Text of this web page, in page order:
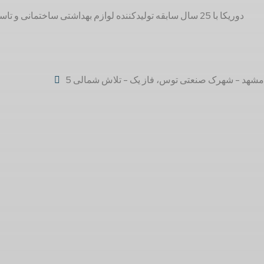
مشهد - شهرک صنعتی توس، فاز یک - تلاش شمالی 5